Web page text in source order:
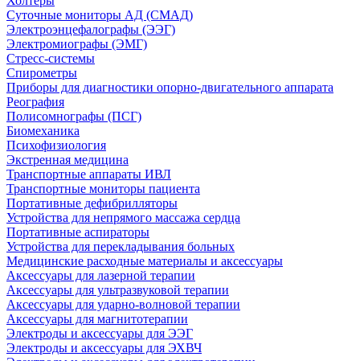
Суточные мониторы АД (СМАД)
Электроэнцефалографы (ЭЭГ)
Электромиографы (ЭМГ)
Стресс-системы
Спирометры
Приборы для диагностики опорно-двигательного аппарата
Реография
Полисомнографы (ПСГ)
Биомеханика
Психофизиология
Экстренная медицина
Транспортные аппараты ИВЛ
Транспортные мониторы пациента
Портативные дефибрилляторы
Устройства для непрямого массажа сердца
Портативные аспираторы
Устройства для перекладывания больных
Медицинские расходные материалы и аксессуары
Аксессуары для лазерной терапии
Аксессуары для ультразвуковой терапии
Аксессуары для ударно-волновой терапии
Аксессуары для магнитотерапии
Электроды и аксессуары для ЭЭГ
Электроды и аксессуары для ЭХВЧ